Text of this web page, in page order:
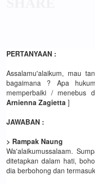
PERTANYAAN :
Assalamu'alaikum, mau
bagaimana ? Apa
memperbaiki / menebus
Arnienna Zagietta ]
JAWABAN :
> Rampak Naung
Wa'alaikumussalaam.
ditetapkan dalam hati,
dia berbohong dan